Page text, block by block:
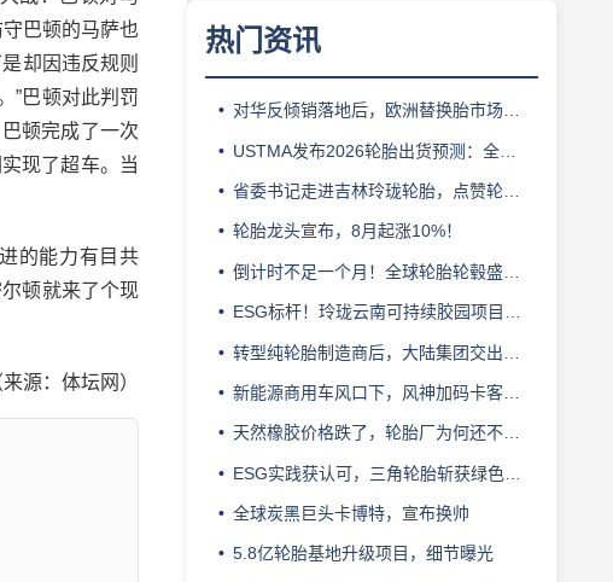
巴顿的马萨也
却因违反规则
”巴顿对此判罚
顿完成了一次
现了超车。当
的能力有目共
顿就来了个现
来源：体坛网）
热门资讯
对华反倾销落地后，欧洲替换胎市场迎来拐点
USTMA发布2026轮胎出货预测：全年3.303 亿条
省委书记走进吉林玲珑轮胎，点赞轮胎智造标杆
轮胎龙头宣布，8月起涨10%！
倒计时不足一个月！全球轮胎轮毂盛会即将登陆上海！
ESG标杆！玲珑云南可持续胶园项目获评最佳实践
转型纯轮胎制造商后，大陆集团交出亮眼业绩
新能源商用车风口下，风神加码卡客车胎产能
天然橡胶价格跌了，轮胎厂为何还不敢“松口气”？
ESG实践获认可，三角轮胎斩获绿色发展典范企业奖
全球炭黑巨头卡博特，宣布换帅
5.8亿轮胎基地升级项目，细节曝光